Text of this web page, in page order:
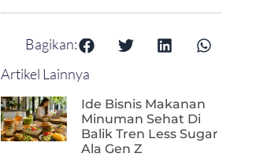
Bagikan:
Artikel Lainnya
Ide Bisnis Makanan
Minuman Sehat Di
Balik Tren Less Sugar
Ala Gen Z